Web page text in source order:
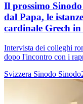
Il prossimo
dal Papa, le
cardinale Grech
Intervista dei colleghi
dopo l'incontro con i
Svizzera Sinodo